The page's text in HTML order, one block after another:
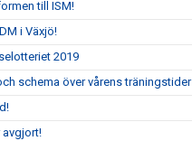
till ISM!
i Växjö!
2019
schema över vårens träningstider
avgjort!